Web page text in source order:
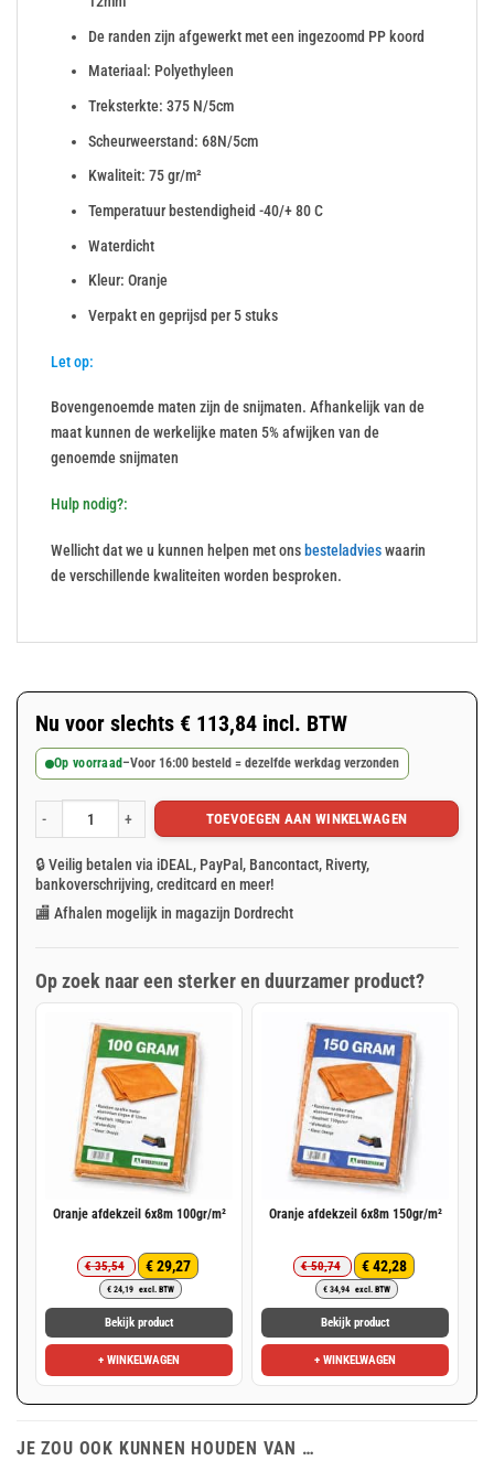
De randen zijn afgewerkt met een ingezoomd PP koord
Materiaal: Polyethyleen
Treksterkte: 375 N/5cm
Scheurweerstand: 68N/5cm
Kwaliteit: 75 gr/m²
Temperatuur bestendigheid -40/+ 80 C
Waterdicht
Kleur: Oranje
Verpakt en geprijsd per 5 stuks
Let op:
Bovengenoemde maten zijn de snijmaten. Afhankelijk van de
maat kunnen de werkelijke maten 5% afwijken van de
genoemde snijmaten
Hulp nodig?:
Wellicht dat we u kunnen helpen met ons besteladvieswaarin
de verschillende kwaliteiten worden besproken.
Nu voor slechts € 113,84 incl. BTW
Op voorraad –Voor 16:00 besteld = dezelfde werkdag verzonden
Oranje afdekzeil 6x8m 75gr/m² (verp. 5st.) aantal
TOEVOEGEN AAN WINKELWAGEN
🔒 Veilig betalen via iDEAL, PayPal, Bancontact, Riverty,
bankoverschrijving, creditcard en meer!
🏬 Afhalen mogelijk in magazijn Dordrecht
Op zoek naar een sterker en duurzamer product?
Oranje afdekzeil 6x8m 100gr/m²
€35,54
Oorspronkelijke
prijs
was:
€ 35,54.
€29,27
Huidige
prijs
is:
€ 29,27.
€24,19 excl. BTW
Bekijk product
+ WINKELWAGEN
Oranje afdekzeil 6x8m 150gr/m²
€50,74
Oorspronkelijke
prijs
was:
€ 50,74.
€42,28
Huidige
prijs
is:
€ 42,28.
€34,94 excl. BTW
Bekijk product
+ WINKELWAGEN
JE ZOU OOK KUNNEN HOUDEN VAN …